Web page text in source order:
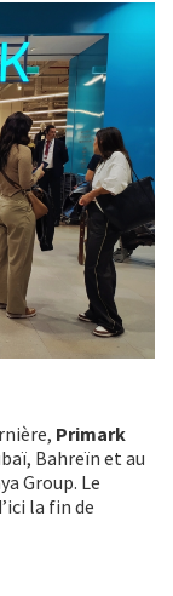
Primark
Bahreïn et au
Group. Le
la fin de